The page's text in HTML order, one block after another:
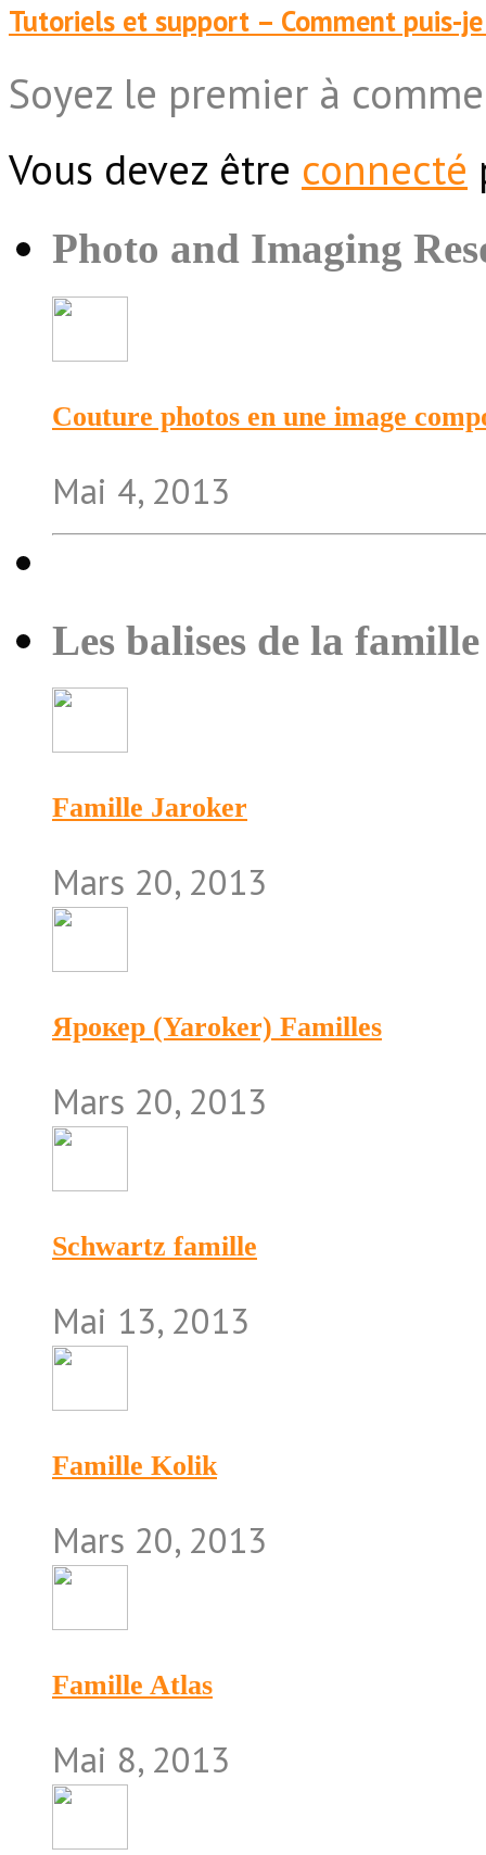
Tutoriels et support – Comment puis-
Soyez le premier à
Vous devez être connecté
Photo and Imaging
Couture photos en une image
Mai 4, 2013
Les balises de la famille
Famille Jaroker
Mars 20, 2013
Ярокер (Yaroker) Familles
Mars 20, 2013
Schwartz famille
Mai 13, 2013
Famille Kolik
Mars 20, 2013
Famille Atlas
Mai 8, 2013